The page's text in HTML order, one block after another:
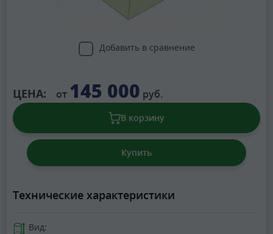
Добавить в сравнение
ЦЕНА: от 145 000 руб.
В корзину
Купить
Технические характеристики
Вид: